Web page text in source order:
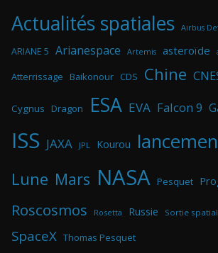
Actualités spatiales Airbus
ARIANE 5 Arianespace Artemis asteroïde
Atterrissage Baikonour CDS Chine
Cygnus Dragon ESA EVA Falcon 9
ISS JAXA JPL Kourou
Lune Mars NASA Pesquet
Roscosmos Rosetta Russie Sortie
SpaceX Thomas Pesquet